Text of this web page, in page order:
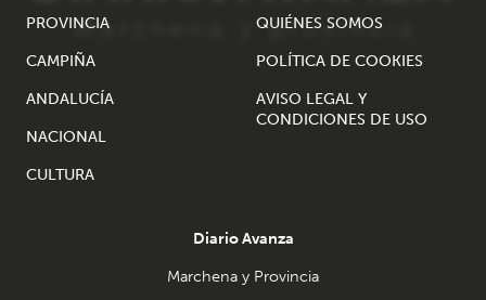
PROVINCIA
CAMPIÑA
ANDALUCÍA
NACIONAL
CULTURA
QUIÉNES SOMOS
POLÍTICA DE COOKIES
AVISO LEGAL Y
CONDICIONES DE USO
Diario Avanza
Marchena y Provincia